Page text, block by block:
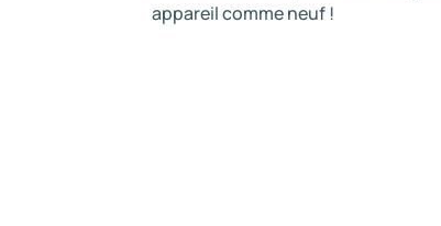
appareil comme neuf !